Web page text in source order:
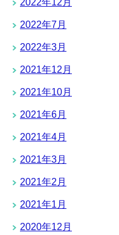
2022年7月
2022年3月
2021年12月
2021年10月
2021年6月
2021年4月
2021年3月
2021年2月
2021年1月
2020年12月